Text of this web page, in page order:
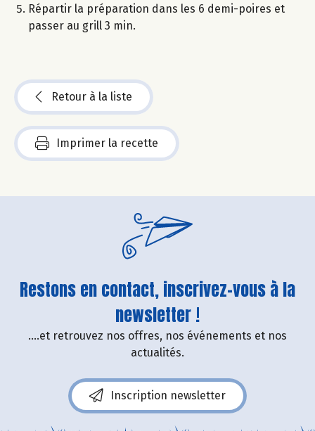
Répartir la préparation dans les 6 demi-poires et
passer au grill 3 min.
Retour à la liste
Imprimer la recette
Restons en contact, inscrivez-vous à la
newsletter !
....et retrouvez nos offres, nos événements et nos
actualités.
Inscription newsletter